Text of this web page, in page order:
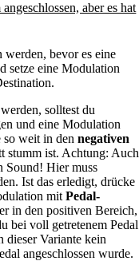
aber es hat
werden, bevor es eine
setze eine Modulation
solltest du
und eine Modulation
so weit in den negativen
stumm ist. Achtung: Auch
Sound! Hier muss
Ist das erledigt, drücke
mitPedal-
in den positiven Bereich,
bei voll getretenem Pedal
dieser Variante kein
angeschlossen wurde.